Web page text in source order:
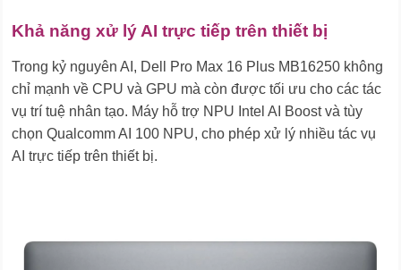
Khả năng xử lý AI trực tiếp trên thiết bị
Trong kỷ nguyên AI, Dell Pro Max 16 Plus MB16250 không
chỉ mạnh về CPU và GPU mà còn được tối ưu cho các tác
vụ trí tuệ nhân tạo. Máy hỗ trợ NPU Intel AI Boost và tùy
chọn Qualcomm AI 100 NPU, cho phép xử lý nhiều tác vụ
AI trực tiếp trên thiết bị.